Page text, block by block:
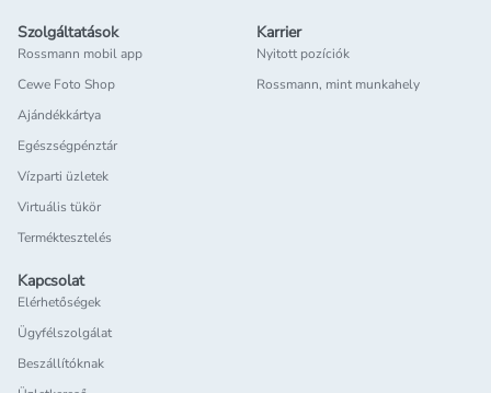
Szolgáltatások
Rossmann mobil app
Cewe Foto Shop
Ajándékkártya
Egészségpénztár
Vízparti üzletek
Virtuális tükör
Terméktesztelés
Karrier
Nyitott pozíciók
Rossmann, mint munkahely
Kapcsolat
Elérhetőségek
Ügyfélszolgálat
Beszállítóknak